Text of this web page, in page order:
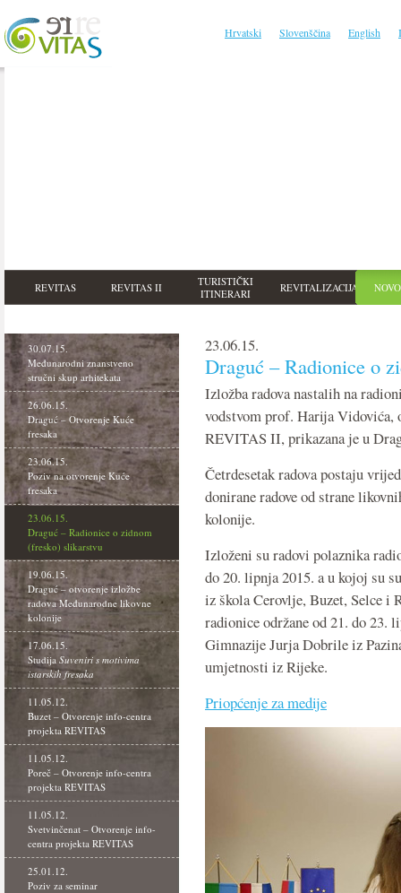
Hrvatski Slovenščina English
REVITAS REVITAS II
TURISTIČKI
ITINERARI
REVITALIZACIJA
30.07.15.
Međunarodni znanstveno
stručni skup arhitekata
26.06.15.
Draguć – Otvorenje Kuće
fresaka
23.06.15.
Poziv na otvorenje Kuće
fresaka
23.06.15.
Draguć – Radionice o zidnom
(fresko) slikarstvu
19.06.15.
Draguć – otvorenje izložbe
radova Međunarodne likovne
kolonije
17.06.15.
Studija Suveniri s motivima
istarskih fresaka
11.05.12.
Buzet – Otvorenje info-centra
projekta REVITAS
11.05.12.
Poreč – Otvorenje info-centra
projekta REVITAS
11.05.12.
Svetvinčenat – Otvorenje info-
centra projekta REVITAS
25.01.12.
Poziv za seminar
23.06.15.
Draguć – Radionice o
Izložba radova nastalih na
vodstvom prof. Harija Vidovića,
REVITAS II, prikazana je u
Četrdesetak radova postaju
donirane radove od strane
kolonije.
Izloženi su radovi polaznika
do 20. lipnja 2015. a u kojoj su
iz škola Cerovlje, Buzet, Selce i
radionice održane od 21. do
Gimnazije Jurja Dobrile iz
umjetnosti iz Rijeke.
Priopćenje za medije